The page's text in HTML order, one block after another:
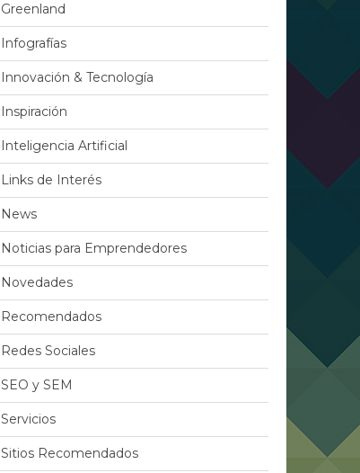
Greenland
Infografías
Innovación & Tecnología
Inspiración
Inteligencia Artificial
Links de Interés
News
Noticias para Emprendedores
Novedades
Recomendados
Redes Sociales
SEO y SEM
Servicios
Sitios Recomendados